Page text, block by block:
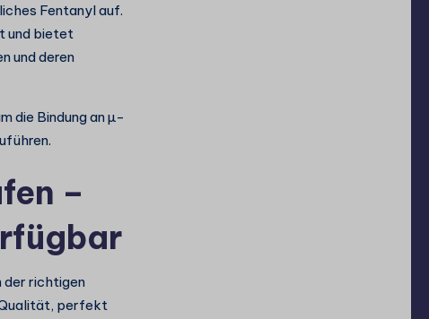
Fentanyl auf.
und bietet
und deren
die Bindung an µ-
–
der richtigen
perfekt